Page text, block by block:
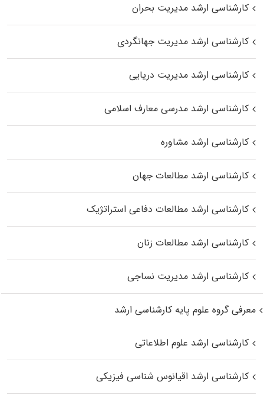
کارشناسی ارشد مدیریت بحران
کارشناسی ارشد مدیریت جهانگردی
کارشناسی ارشد مدیریت دریایی
کارشناسی ارشد مدرسی معارف اسلامی
کارشناسی ارشد مشاوره
کارشناسی ارشد مطالعات جهان
کارشناسی ارشد مطالعات دفاعی استراتژیک
کارشناسی ارشد مطالعات زنان
کارشناسی ارشد مدیریت نساجی
معرفی گروه علوم پایه کارشناسی ارشد
کارشناسی ارشد علوم اطلاعاتی
کارشناسی ارشد اقیانوس‌ شناسی فیزیکی